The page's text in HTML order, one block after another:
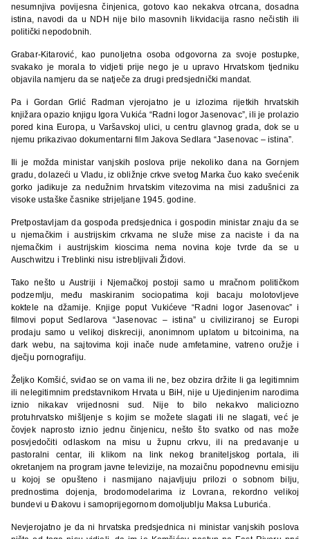
nesumnjiva povijesna činjenica, gotovo kao nekakva otrcana, dosadna
istina, navodi da u NDH nije bilo masovnih likvidacija rasno nečistih ili
politički nepodobnih.
Grabar-Kitarović, kao punoljetna osoba odgovorna za svoje postupke,
svakako je morala to vidjeti prije nego je u upravo Hrvatskom tjedniku
objavila namjeru da se natječe za drugi predsjednički mandat.
Pa i Gordan Grlić Radman vjerojatno je u izlozima rijetkih hrvatskih
knjižara opazio knjigu Igora Vukića “Radni logor Jasenovac”, ili je prolazio
pored kina Europa, u Varšavskoj ulici, u centru glavnog grada, dok se u
njemu prikazivao dokumentarni film Jakova Sedlara “Jasenovac – istina”.
Ili je možda ministar vanjskih poslova prije nekoliko dana na Gornjem
gradu, dolazeći u Vladu, iz obližnje crkve svetog Marka čuo kako svećenik
gorko jadikuje za nedužnim hrvatskim vitezovima na misi zadušnici za
visoke ustaške časnike strijeljane 1945. godine.
Pretpostavljam da gospođa predsjednica i gospodin ministar znaju da se
u njemačkim i austrijskim crkvama ne služe mise za naciste i da na
njemačkim i austrijskim kioscima nema novina koje tvrde da se u
Auschwitzu i Treblinki nisu istrebljivali Židovi.
Tako nešto u Austriji i Njemačkoj postoji samo u mračnom političkom
podzemlju, među maskiranim sociopatima koji bacaju molotovljeve
koktele na džamije. Knjige poput Vukićeve “Radni logor Jasenovac” i
filmovi poput Sedlarova “Jasenovac – istina” u civiliziranoj se Europi
prodaju samo u velikoj diskreciji, anonimnom uplatom u bitcoinima, na
dark webu, na sajtovima koji inače nude amfetamine, vatreno oružje i
dječju pornografiju.
Željko Komšić, sviđao se on vama ili ne, bez obzira držite li ga legitimnim
ili nelegitimnim predstavnikom Hrvata u BiH, nije u Ujedinjenim narodima
iznio nikakav vrijednosni sud. Nije to bilo nekakvo maliciozno
protuhrvatsko mišljenje s kojim se možete slagati ili ne slagati, već je
čovjek naprosto iznio jednu činjenicu, nešto što svatko od nas može
posvjedočiti odlaskom na misu u župnu crkvu, ili na predavanje u
pastoralni centar, ili klikom na link nekog braniteljskog portala, ili
okretanjem na program javne televizije, na mozaičnu popodnevnu emisiju
u kojoj se opušteno i nasmijano najavljuju prilozi o sobnom bilju,
prednostima dojenja, brodomodelarima iz Lovrana, rekordno velikoj
bundevi u Đakovu i samoprijegornom domoljublju Maksa Luburića.
Nevjerojatno je da ni hrvatska predsjednica ni ministar vanjskih poslova